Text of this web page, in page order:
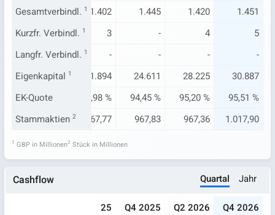
Gesamtverbindl. 1
1.471 1.402 1.445 1.420
1.451
Kurzfr. Verbindl. 1
4 3 - 4
5
Langfr. Verbindl. 1
- - - -
-
Eigenkapital 1
20.170 21.894 24.611 28.225
30.887
EK-Quote
93,20 % 93,98 % 94,45 % 95,20 %
95,51 %
Stammaktien 2
967,44 967,77 967,83 967,36 1.017,90
1 GBP in Millionen2 Stück in Millionen
Cashflow Quartal Jahr
Q2 2025 Q4 2025 Q2 2026
Q4 2026